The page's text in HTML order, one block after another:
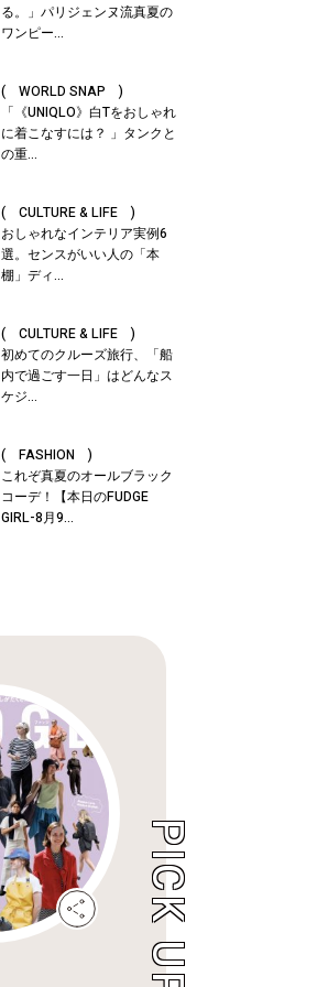
る。」パリジェンヌ流真夏の
ワンピー...
( WORLD SNAP )
「《UNIQLO》白Tをおしゃれ
に着こなすには？ 」タンクと
の重...
( CULTURE & LIFE )
おしゃれなインテリア実例6
選。センスがいい人の「本
棚」ディ...
( CULTURE & LIFE )
初めてのクルーズ旅行、「船
内で過ごす一日」はどんなス
ケジ...
( FASHION )
これぞ真夏のオールブラック
コーデ！【本日のFUDGE
GIRL-8月9...